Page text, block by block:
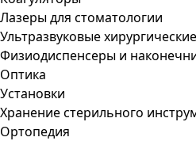
Лазеры для стоматологии
Ультразвуковые
Физиодиспенсеры и
Оптика
Установки
Хранение стерильного
Ортопедия